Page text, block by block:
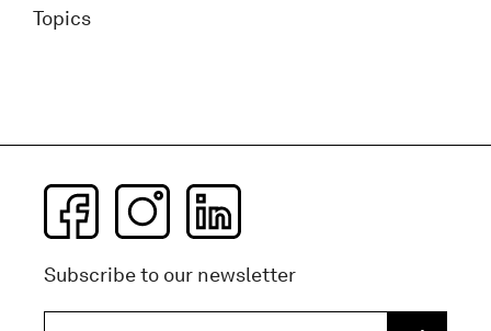
Topics
Subscribe to our newsletter